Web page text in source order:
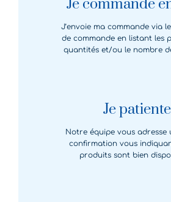
Je commande
J’envoie ma commande via
de commande en listant les
quantités et/ou le nombre
Je patiente
Notre équipe vous adresse
confirmation vous
produits sont bien